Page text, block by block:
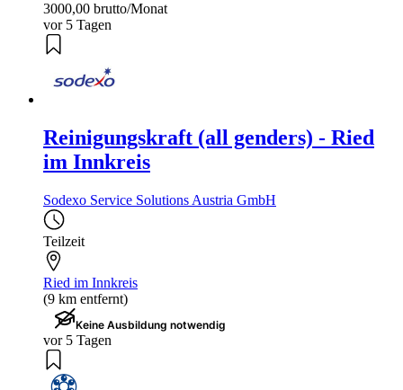
3000,00 brutto/Monat
vor 5 Tagen
Reinigungskraft (all genders) - Ried
im Innkreis
Sodexo Service Solutions Austria GmbH
Teilzeit
Ried im Innkreis
(9 km entfernt)
Keine Ausbildung notwendig
vor 5 Tagen